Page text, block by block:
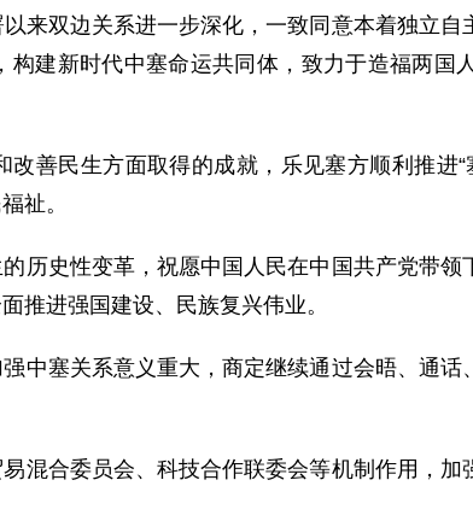
来双边关系进一步深化，一致同意本着独立自
建新时代中塞命运共同体，致力于造福两国
改善民生方面取得的成就，乐见塞方顺利推
祉。
历史性变革，祝愿中国人民在中国共产党带
推进强国建设、民族复兴伟业。
中塞关系意义重大，商定继续通过会晤、通
混合委员会、科技合作联委会等机制作用，